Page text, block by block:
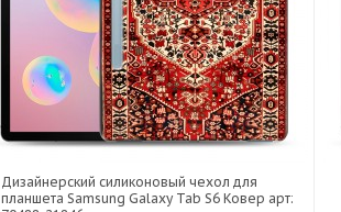
Дизайнерский силиконовый чехол для
планшета Samsung Galaxy Tab S6 Ковер арт: